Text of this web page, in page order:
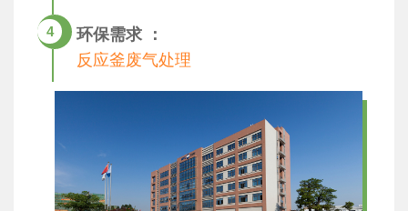
4
环保需求 ：
反应釜废气处理